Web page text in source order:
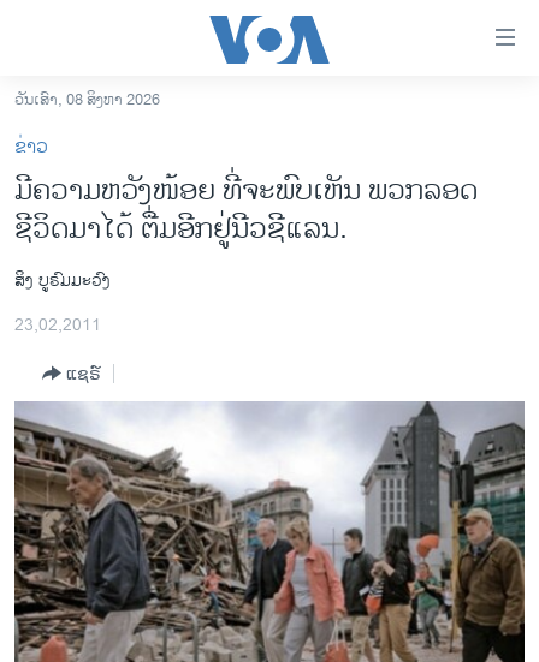
ເຂົ້າ
ຫາ
ຂ້າມ
ຂ້າມ
ຂ້າມ
ຫາ
ຊອກ
ຄົ້ນ
ລາວ
ອາເມຣິກາ
ການເລືອກຕັ້ງ ປະທານາທີບໍດີ ສະຫະລັດ 2024
ຂ່າວ​ຈີນ
ໂລກ
ເອເຊຍ
ອິດສະຫຼະພາບດ້ານການຂ່າວ
ຊີວິດຊາວລາວ
ຊຸມຊົນຊາວລາວ
ວິທະຍາສາດ-ເທັກໂນໂລຈີ
ທຸລະກິດ
ພາສາອັງກິດ
ວັນເສົາ, 08 ສິງຫາ 2026
ຂ່າວ
ມີຄວາມຫວັງໜ້ອຍ ທີ່ຈະພົບເຫັນ ພວກລອດ
ຊີວິດມາໄດ້ ຕື່ມອີກຢູ່ນີວຊີແລນ.
ສິງ ບູຣົມມະວົງ
23,02,2011
ແຊຣ໌